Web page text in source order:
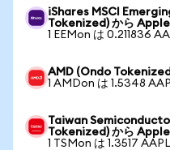
iShares MSCI
Tokenized) から
1 EEMon は 0.211836
AMD (Ondo
1 AMDon は 1.5348
Taiwan
Tokenized) から
1 TSMon は 1.3517